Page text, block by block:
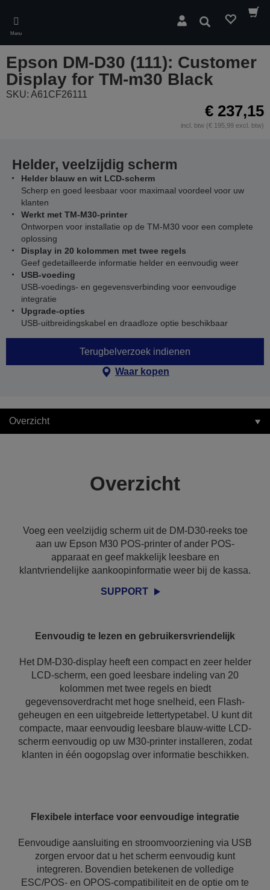
main
content
Menu
Zoeken
Epson DM-D30 (111): Customer
Display for TM-m30 Black
SKU: A61CF26111
€ 237,15
incl. btw (€ 195,99 excl. btw)
Helder, veelzijdig scherm
Helder blauw en wit LCD-scherm
Scherp en goed leesbaar voor maximaal voordeel voor uw
klanten
Werkt met TM-M30-printer
Ontworpen voor installatie op de TM-M30 voor een complete
oplossing
Display in 20 kolommen met twee regels
Geef gedetailleerde informatie helder en eenvoudig weer
USB-voeding
USB-voedings- en gegevensverbinding voor eenvoudige
integratie
Upgrade-opties
USB-uitbreidingskabel en draadloze optie beschikbaar
Terugbelverzoek indienen
Waar kopen
Overzicht
Overzicht
Voeg een veelzijdig scherm uit de DM-D30-reeks toe
aan uw Epson M30 POS-printer of ander POS-
apparaat en geef makkelijk leesbare en
klantvriendelijke aankoopinformatie weer bij de kassa.
SUPPORT
Eenvoudig te lezen en gebruikersvriendelijk
Het DM-D30-display heeft een compact en zeer helder
LCD-scherm, een goed leesbare indeling van 20
kolommen met twee regels en biedt
gegevensoverdracht met hoge snelheid, een Flash-
geheugen en een uitgebreide lettertypetabel. U kunt dit
compacte, maar eenvoudig leesbare blauw-witte LCD-
scherm eenvoudig op uw M30-printer installeren, zodat
klanten in één oogopslag over informatie beschikken.
Flexibele interface voor eenvoudige integratie
Eenvoudige aansluiting en stroomvoorziening via USB
zorgen ervoor dat u het scherm eenvoudig kunt
integreren. Bovendien betekenen de volledige
ESC/POS- en OPOS-compatibiliteit en de optie om te